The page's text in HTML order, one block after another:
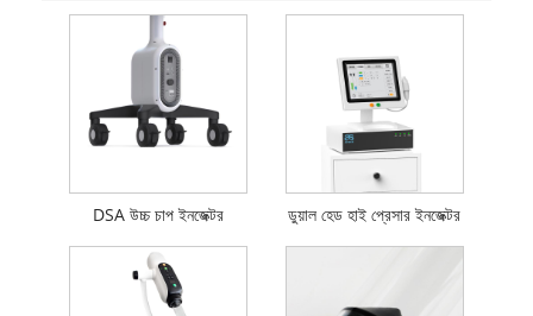
DSA উচ্চ চাপ ইনজেক্টর ডুয়াল হেড হাই প্রেসার ইনজেক্টর